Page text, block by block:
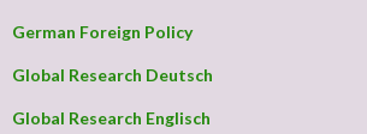
German Foreign Policy
Global Research Deutsch
Global Research Englisch